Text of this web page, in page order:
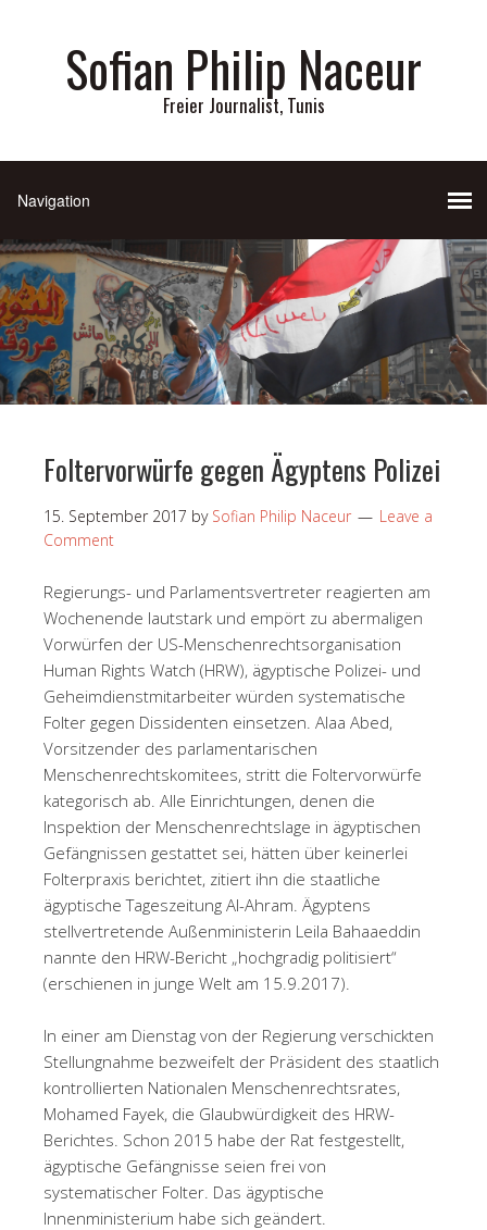
Sofian Philip Naceur
Freier Journalist, Tunis
Foltervorwürfe gegen Ägyptens Polizei
15. September 2017 by Sofian Philip Naceur
Leave a
Comment
Regierungs- und Parlamentsvertreter reagierten am
Wochenende lautstark und empört zu abermaligen
Vorwürfen der US-Menschenrechtsorganisation
Human Rights Watch (HRW), ägyptische Polizei- und
Geheimdienstmitarbeiter würden systematische
Folter gegen Dissidenten einsetzen. Alaa Abed,
Vorsitzender des parlamentarischen
Menschenrechtskomitees, stritt die Foltervorwürfe
kategorisch ab. Alle Einrichtungen, denen die
Inspektion der Menschenrechtslage in ägyptischen
Gefängnissen gestattet sei, hätten über keinerlei
Folterpraxis berichtet, zitiert ihn die staatliche
ägyptische Tageszeitung Al-Ahram. Ägyptens
stellvertretende Außenministerin Leila Bahaaeddin
nannte den HRW-Bericht „hochgradig politisiert“
(erschienen in junge Welt am 15.9.2017).
In einer am Dienstag von der Regierung verschickten
Stellungnahme bezweifelt der Präsident des staatlich
kontrollierten Nationalen Menschenrechtsrates,
Mohamed Fayek, die Glaubwürdigkeit des HRW-
Berichtes. Schon 2015 habe der Rat festgestellt,
ägyptische Gefängnisse seien frei von
systematischer Folter. Das ägyptische
Innenministerium habe sich geändert.